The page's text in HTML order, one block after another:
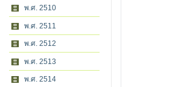
พ.ศ. 2510
พ.ศ. 2511
พ.ศ. 2512
พ.ศ. 2513
พ.ศ. 2514